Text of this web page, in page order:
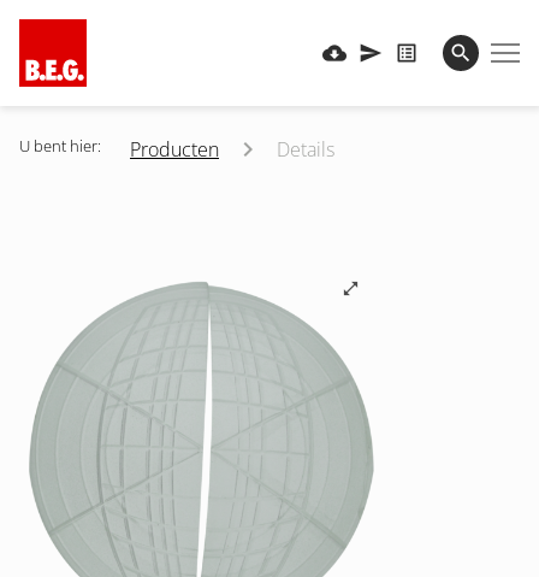
U bent hier: Producten Details